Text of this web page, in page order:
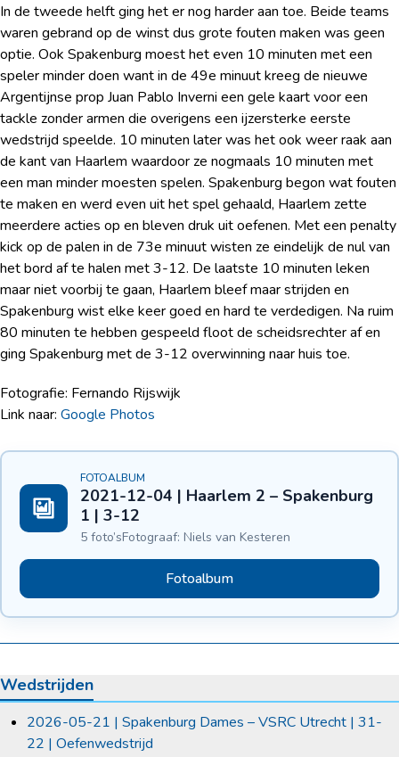
In de tweede helft ging het er nog harder aan toe. Beide teams
waren gebrand op de winst dus grote fouten maken was geen
optie. Ook Spakenburg moest het even 10 minuten met een
speler minder doen want in de 49e minuut kreeg de nieuwe
Argentijnse prop Juan Pablo Inverni een gele kaart voor een
tackle zonder armen die overigens een ijzersterke eerste
wedstrijd speelde. 10 minuten later was het ook weer raak aan
de kant van Haarlem waardoor ze nogmaals 10 minuten met
een man minder moesten spelen. Spakenburg begon wat fouten
te maken en werd even uit het spel gehaald, Haarlem zette
meerdere acties op en bleven druk uit oefenen. Met een penalty
kick op de palen in de 73e minuut wisten ze eindelijk de nul van
het bord af te halen met 3-12. De laatste 10 minuten leken
maar niet voorbij te gaan, Haarlem bleef maar strijden en
Spakenburg wist elke keer goed en hard te verdedigen. Na ruim
80 minuten te hebben gespeeld floot de scheidsrechter af en
ging Spakenburg met de 3-12 overwinning naar huis toe.
Fotografie: Fernando Rijswijk
Link naar: Google Photos
FOTOALBUM
2021-12-04 | Haarlem 2 – Spakenburg
1 | 3-12
5 foto’sFotograaf: Niels van Kesteren
Fotoalbum
Wedstrijden
2026-05-21 | Spakenburg Dames – VSRC Utrecht | 31-
22 | Oefenwedstrijd